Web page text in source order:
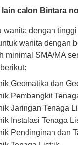
lain calon Bintara
wanita dengan
wanita dengan
minimal SMA/MA
Geomatika dan
Pembangkit
Jaringan Tenaga
Instalasi Tenaga
Pendinginan dan